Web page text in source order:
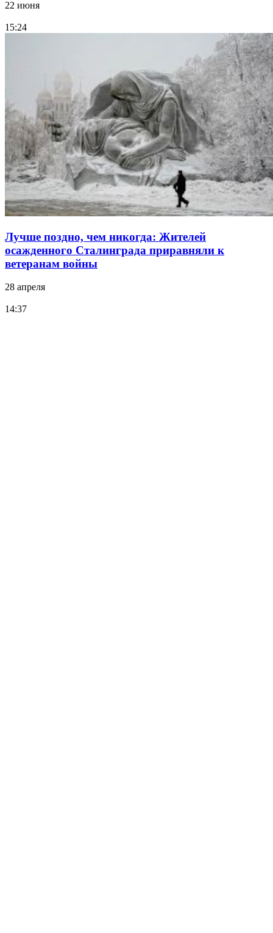
22 июня
15:24
Лучше поздно, чем никогда: Жителей
осажденного Сталинграда приравняли к
ветеранам войны
28 апреля
14:37